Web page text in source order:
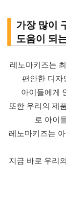
가장 많이
도움이 되
레노마키즈는
편안한 디자
아이들에게
또한 우리의 제
로 아이
레노마키즈는
지금 바로 우리